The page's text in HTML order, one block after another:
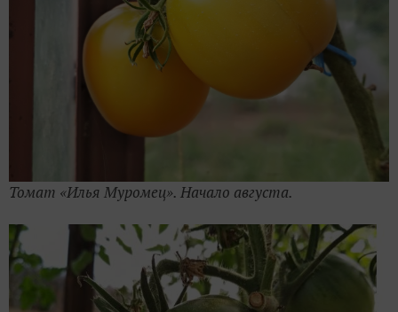
Томат «Илья Муромец». Начало августа.